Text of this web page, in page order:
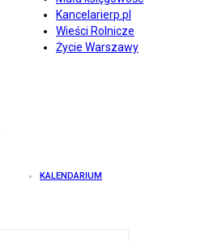
Kancelarierp.pl
Wieści Rolnicze
Życie Warszawy
KALENDARIUM